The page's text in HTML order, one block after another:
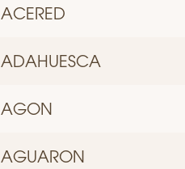
ACERED
ADAHUESCA
AGON
AGUARON